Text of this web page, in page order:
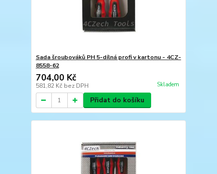
Sada šroubováků PH 5-dílná profi v kartonu - 4CZ-
8558-62
704,00 Kč
581,82 Kč bez DPH Skladem
Přidat do košíku